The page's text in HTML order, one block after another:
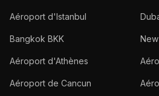
Aéroport d'Istanbul
Bangkok BKK
Aéroport d'Athènes
Aéroport de Cancun